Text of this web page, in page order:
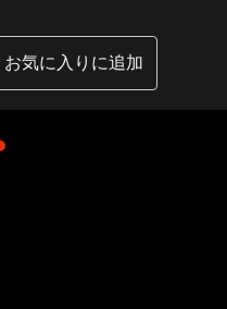
める。すると、生前には知
遇。
お気に入りに追加